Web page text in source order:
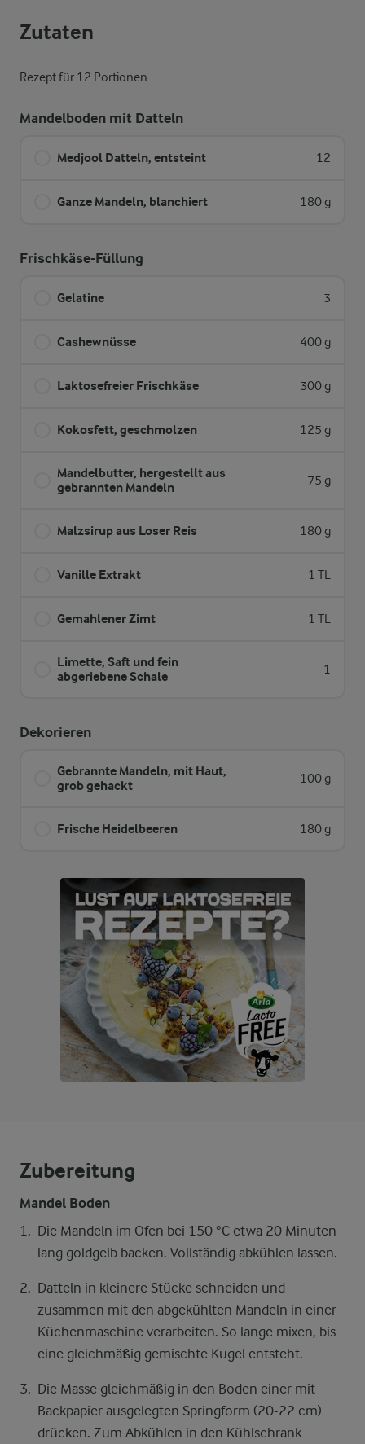
Zutaten
Rezept für 12 Portionen
Mandelboden mit Datteln
Medjool Datteln, entsteint 12
Ganze Mandeln, blanchiert 180 g
Frischkäse-Füllung
Gelatine 3
Cashewnüsse 400 g
Laktosefreier Frischkäse 300 g
Kokosfett, geschmolzen 125 g
Mandelbutter, hergestellt aus
gebrannten Mandeln
75 g
Malzsirup aus Loser Reis 180 g
Vanille Extrakt 1 TL
Gemahlener Zimt 1 TL
Limette, Saft und fein
abgeriebene Schale
1
Dekorieren
Gebrannte Mandeln, mit Haut,
grob gehackt
100 g
Frische Heidelbeeren 180 g
Zubereitung
Mandel Boden
Die Mandeln im Ofen bei 150 °C etwa 20 Minuten
lang goldgelb backen. Vollständig abkühlen lassen.
Datteln in kleinere Stücke schneiden und
zusammen mit den abgekühlten Mandeln in einer
Küchenmaschine verarbeiten. So lange mixen, bis
eine gleichmäßig gemischte Kugel entsteht.
Die Masse gleichmäßig in den Boden einer mit
Backpapier ausgelegten Springform (20-22 cm)
drücken. Zum Abkühlen in den Kühlschrank